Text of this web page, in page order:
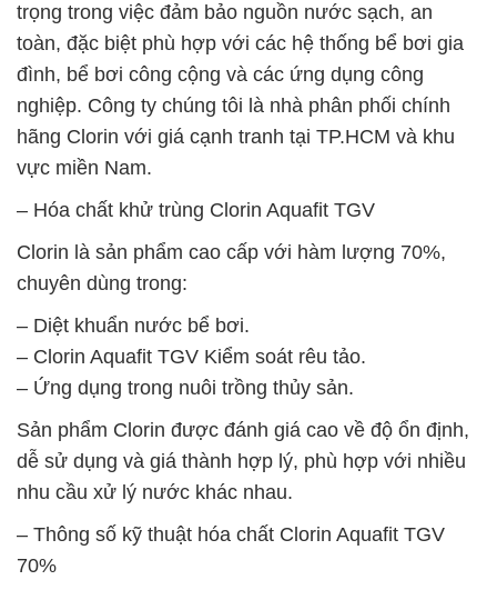
trọng trong việc đảm bảo nguồn nước sạch, an
toàn, đặc biệt phù hợp với các hệ thống bể bơi gia
đình, bể bơi công cộng và các ứng dụng công
nghiệp. Công ty chúng tôi là nhà phân phối chính
hãng Clorin với giá cạnh tranh tại TP.HCM và khu
vực miền Nam.
– Hóa chất khử trùng Clorin Aquafit TGV
Clorin là sản phẩm cao cấp với hàm lượng 70%,
chuyên dùng trong:
– Diệt khuẩn nước bể bơi.
– Clorin Aquafit TGV Kiểm soát rêu tảo.
– Ứng dụng trong nuôi trồng thủy sản.
Sản phẩm Clorin được đánh giá cao về độ ổn định,
dễ sử dụng và giá thành hợp lý, phù hợp với nhiều
nhu cầu xử lý nước khác nhau.
– Thông số kỹ thuật hóa chất Clorin Aquafit TGV
70%